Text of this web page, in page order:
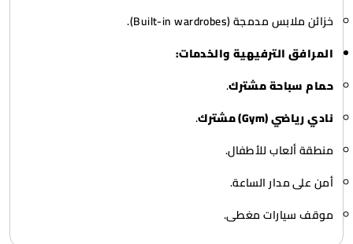
خزائن ملابس مدمجة (Built-in wardrobes).
المرافق الترفيهية والخدمات:
حمام سباحة مشترك.
نادي رياضي (Gym) مشترك
.
منطقة ألعاب للأطفال.
أمن على مدار الساعة.
موقف سيارات مغطى.